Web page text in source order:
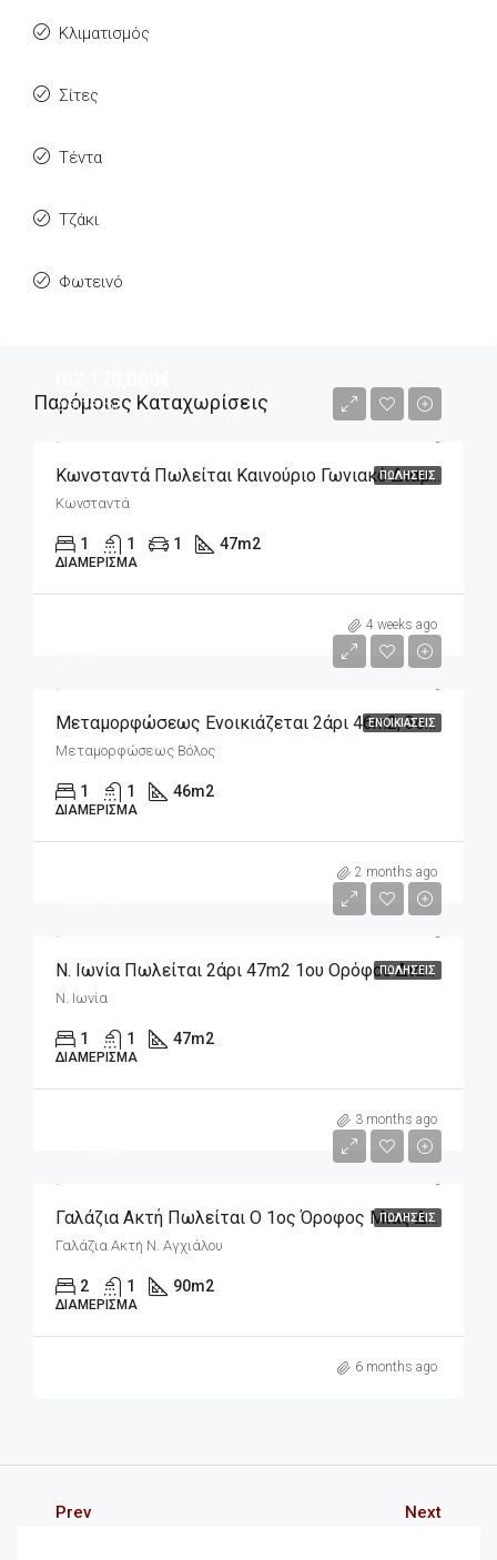
Κλιματισμός
Σίτες
Τέντα
Τζάκι
Φωτεινό
Παρόμοιες Καταχωρίσεις
ΠΩΛΉΣΕΙΣ
3,617€/m2
Κωνσταντά Πωλείται Καινούριο Γωνιακό Διαμέρισμα 2άρι 47m2, 4ου Ορόφου
Κωνσταντά
1 1 1 47m2
ΔΙΑΜΈΡΙΣΜΑ
4 weeks ago
ΕΝΟΙΚΙΆΣΕΙΣ
Μεταμορφώσεως Ενοικιάζεται 2άρι 46m2, 3ου Ορόφου
Μεταμορφώσεως Βόλος
1 1 46m2
ΔΙΑΜΈΡΙΣΜΑ
2 months ago
ΠΩΛΉΣΕΙΣ
Ν. Ιωνία Πωλείται 2άρι 47m2 1ου Ορόφου Διαμπερές
Ν. Ιωνία
1 1 47m2
ΔΙΑΜΈΡΙΣΜΑ
3 months ago
ΠΩΛΉΣΕΙΣΓαλάζια Ακτή Πωλείται Ο 1ος Όροφος Μιας Διπλοκατοικίας 90m2 Μπροστά Στη Θάλασσα
Γαλάζια Ακτή Ν. Αγχιάλου
2 1 90m2
ΔΙΑΜΈΡΙΣΜΑ
6 months ago
Prev Next